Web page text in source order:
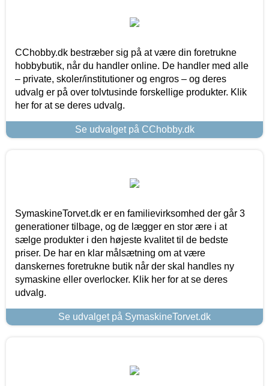
CChobby.dk bestræber sig på at være din foretrukne
hobbybutik, når du handler online. De handler med alle
– private, skoler/institutioner og engros – og deres
udvalg er på over tolvtusinde forskellige produkter. Klik
her for at se deres udvalg.
Se udvalget på CChobby.dk
SymaskineTorvet.dk er en familievirksomhed der går 3
generationer tilbage, og de lægger en stor ære i at
sælge produkter i den højeste kvalitet til de bedste
priser. De har en klar målsætning om at være
danskernes foretrukne butik når der skal handles ny
symaskine eller overlocker. Klik her for at se deres
udvalg.
Se udvalget på SymaskineTorvet.dk